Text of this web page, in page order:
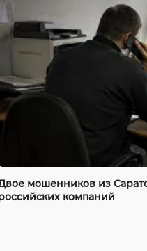
мошенников из
компаний